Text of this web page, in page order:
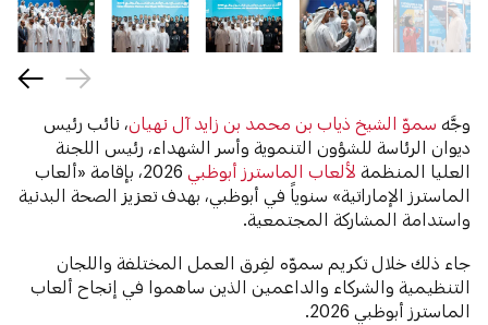
وجَّه سموّ الشيخ ذياب بن محمد بن زايد آل نهيان، نائب رئيس
ديوان الرئاسة للشؤون التنموية وأسر الشهداء، رئيس اللجنة
العليا المنظمة لألعاب الماسترز أبوظبي
2026، بإقامة «ألعاب
الماسترز الإماراتية» سنوياً في أبوظبي، بهدف تعزيز الصحة البدنية
واستدامة المشاركة المجتمعية.
جاء ذلك خلال تكريم سموّه لفِرق العمل المختلفة واللجان
التنظيمية والشركاء والداعمين الذين ساهموا في إنجاح ألعاب
الماسترز أبوظبي 2026.